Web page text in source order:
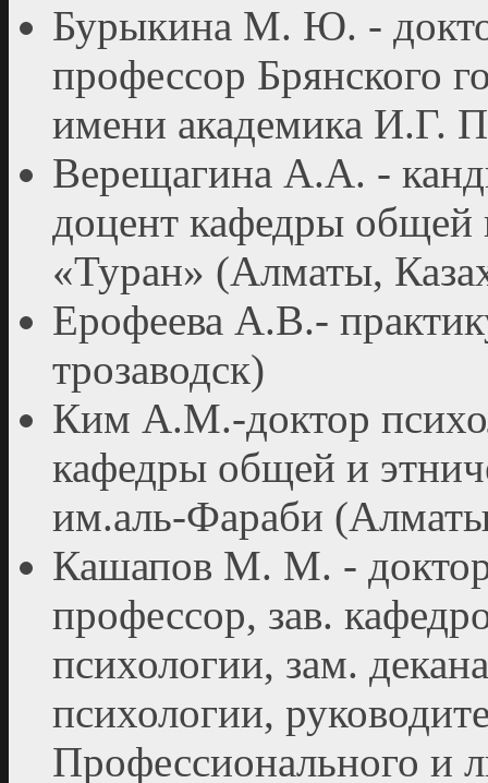
Бурыкина М. Ю. -
профессор Брянского
имени академика И.Г.
Верещагина А.А. -
доцент кафедры общей
«Туран» (Алматы,
Ерофеева А.В.-
трозаводск)
Ким А.М.-доктор
кафедры общей и
им.аль-Фараби
Кашапов М. М. - доктор
профессор, зав.
психологии, зам.
психологии,
Профессионального и